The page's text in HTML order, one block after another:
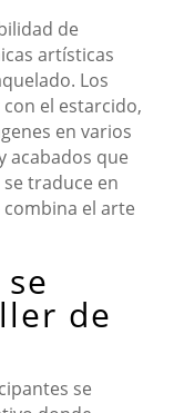
de
artísticas
Los
el estarcido,
en varios
acabados que
traduce en
el arte
de
se